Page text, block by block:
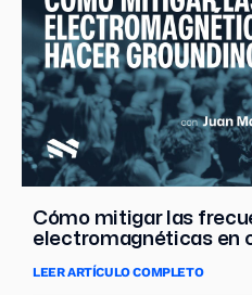
Cómo mitigar las
electromagnéticas en
LEER ARTÍCULO COMPLETO